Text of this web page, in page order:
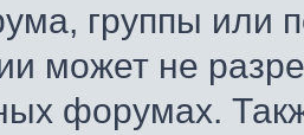
группы или
может не
форумах.